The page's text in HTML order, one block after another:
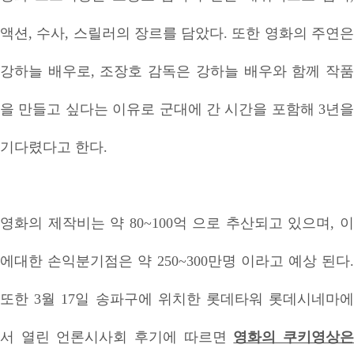
액션, 수사, 스릴러의 장르를 담았다. 또한 영화의 주연은
강하늘 배우로, 조장호 감독은 강하늘 배우와 함께 작품
을 만들고 싶다는 이유로 군대에 간 시간을 포함해 3년을
기다렸다고 한다.
영화의 제작비는 약 80~100억 으로 추산되고 있으며, 이
에대한 손익분기점은 약 250~300만명 이라고 예상 된다.
또한 3월 17일 송파구에 위치한 롯데타워 롯데시네마에
서 열린 언론시사회 후기에 따르면 영화의 쿠키영상은